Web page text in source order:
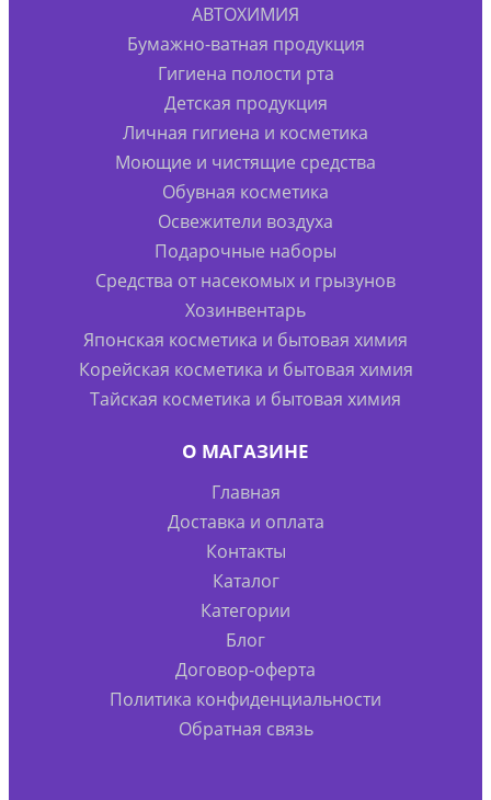
АВТОХИМИЯ
Бумажно-ватная продукция
Гигиена полости рта
Детская продукция
Личная гигиена и косметика
Моющие и чистящие средства
Обувная косметика
Освежители воздуха
Подарочные наборы
Средства от насекомых и грызунов
Хозинвентарь
Японская косметика и бытовая химия
Корейская косметика и бытовая химия
Тайская косметика и бытовая химия
О МАГАЗИНЕ
Главная
Доставка и оплата
Контакты
Каталог
Категории
Блог
Договор-оферта
Политика конфиденциальности
Обратная связь